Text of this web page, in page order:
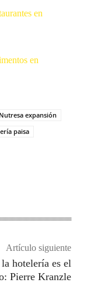
en
en
expansión
paisa
Artículo siguiente
hotelería es el
Pierre Kranzle